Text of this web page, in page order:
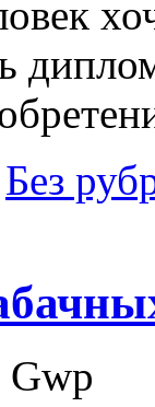
Без
Gwp